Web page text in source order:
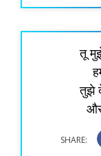
तू
तुझे
SHARE: